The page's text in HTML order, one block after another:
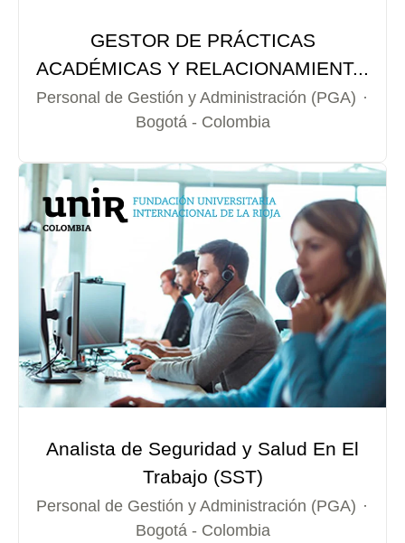
GESTOR DE PRÁCTICAS
ACADÉMICAS Y RELACIONAMIENT...
Personal de Gestión y Administración (PGA) ·
Bogotá - Colombia
Analista de Seguridad y Salud En El
Trabajo (SST)
Personal de Gestión y Administración (PGA) ·
Bogotá - Colombia